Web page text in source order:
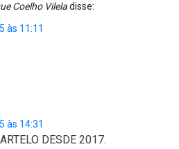
Coelho Vileladisse:
às 11:11
às 14:31
DESDE 2017.